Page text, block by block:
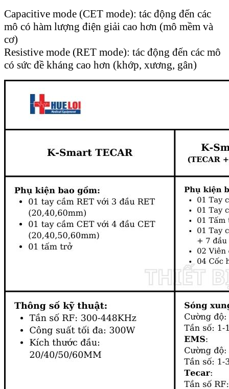
Capacitive mode (CET mode): tác động đến các
mô có hàm lượng điện giải cao hơn (mô mềm và
cơ)
Resistive mode (RET mode): tác động đến các mô
có sức đề kháng cao hơn (khớp, xương, gân)